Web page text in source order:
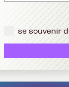
se souvenir